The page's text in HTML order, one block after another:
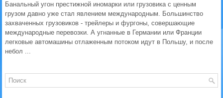
Банальный угон престижной иномарки или грузовика с ценным
грузом давно уже стал явлением международным. Большинство
захваченных грузовиков - трейлеры и фургоны, совершающие
международные перевозки. А угнанные в Германии или Франции
легковые автомашины отлаженным потоком идут в Польшу, и после
небол ...